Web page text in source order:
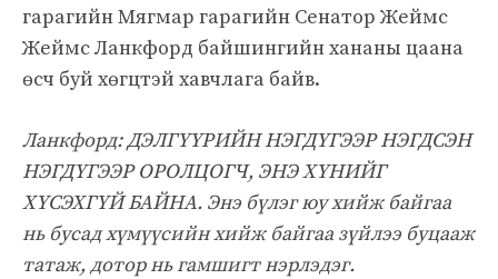
гарагийн Мягмар гарагийн Сенатор Жеймс
Жеймс Ланкфорд байшингийн хананы цаана
өсч буй хөгцтэй хавчлага байв.
Ланкфорд: ДЭЛГҮҮРИЙН НЭГДҮГЭЭР НЭГДСЭН
НЭГДҮГЭЭР ОРОЛЦОГЧ, ЭНЭ ХҮНИЙГ
ХҮСЭХГҮЙ БАЙНА. Энэ бүлэг юу хийж байгаа
нь бусад хүмүүсийн хийж байгаа зүйлээ буцааж
татаж, дотор нь гамшигт нэрлэдэг.